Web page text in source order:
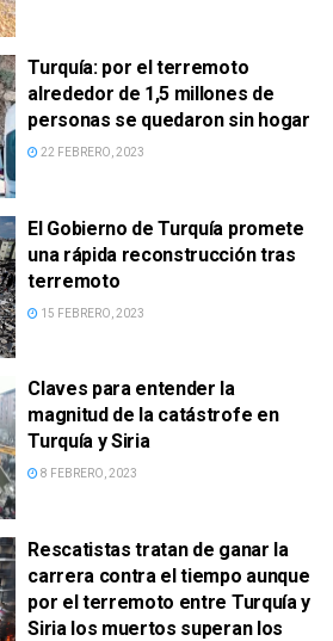
Turquía: por el terremoto
alrededor de 1,5 millones de
personas se quedaron sin hogar
22 FEBRERO, 2023
El Gobierno de Turquía promete
una rápida reconstrucción tras
terremoto
15 FEBRERO, 2023
Claves para entender la
magnitud de la catástrofe en
Turquía y Siria
8 FEBRERO, 2023
Rescatistas tratan de ganar la
carrera contra el tiempo aunque
por el terremoto entre Turquía y
Siria los muertos superan los